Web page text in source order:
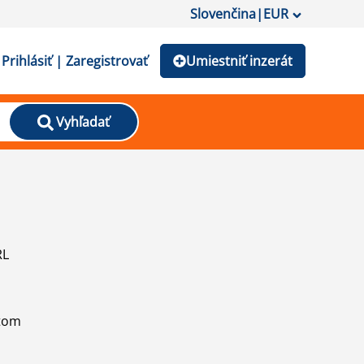
Slovenčina|EUR
Prihlásiť | Zaregistrovať Umiestniť inzerát
Vyhľadať